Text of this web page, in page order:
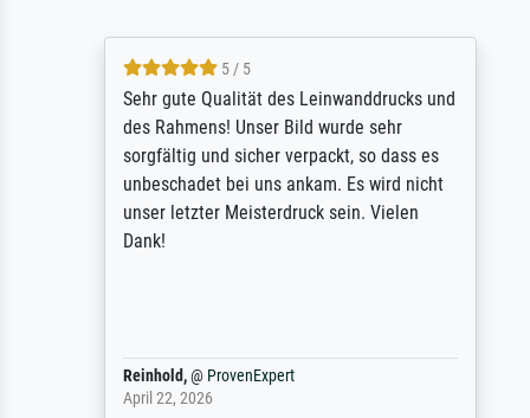
5 / 5
Sehr gute Qualität des Leinwanddrucks und
des Rahmens! Unser Bild wurde sehr
sorgfältig und sicher verpackt, so dass es
unbeschadet bei uns ankam. Es wird nicht
unser letzter Meisterdruck sein. Vielen
Dank!
Reinhold,@ProvenExpert
April 22, 2026